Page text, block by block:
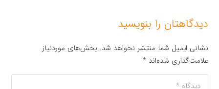
دیدگاهتان را بنویسید
نشانی ایمیل شما منتشر نخواهد شد. بخش‌های موردنیاز
علامت‌گذاری شده‌اند*